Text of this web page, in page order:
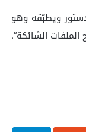
ويطبّقه وهو
الشائكة”.